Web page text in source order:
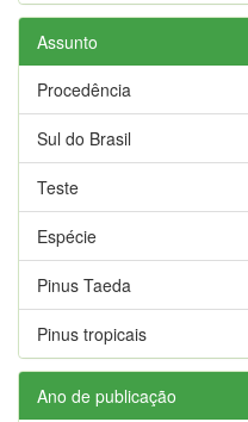
Assunto
Procedência
Sul do Brasil
Teste
Espécie
Pinus Taeda
Pinus tropicais
Ano de publicação